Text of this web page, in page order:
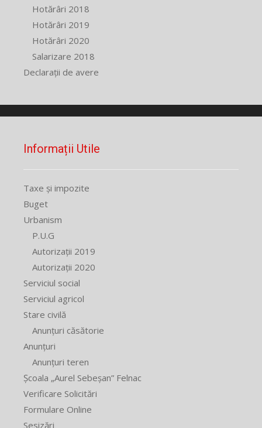
Hotărâri 2018
Hotărâri 2019
Hotărâri 2020
Salarizare 2018
Declarații de avere
Informații Utile
Taxe și impozite
Buget
Urbanism
P.U.G
Autorizații 2019
Autorizații 2020
Serviciul social
Serviciul agricol
Stare civilă
Anunțuri căsătorie
Anunțuri
Anunțuri teren
Școala „Aurel Sebeșan” Felnac
Verificare Solicitări
Formulare Online
Sesizări